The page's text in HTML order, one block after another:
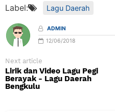
Label: Lagu Daerah
ADMIN
12/06/2018
Next article
Lirik dan Video Lagu Pegi
Berayak - Lagu Daerah
Bengkulu